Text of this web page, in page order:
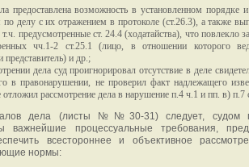
предоставлена возможность в установленном порядке
по делу с их отражением в протоколе (ст.26.3), а также
т.ч. предусмотренные ст. 24.4 (ходатайства), что повлекло
чч.1-2 ст.25.1 (лицо, в отношении которого
представитель) и др.;
дела суд проигнорировал отсутствие в деле
в правонарушении, не проверил факт надлежащего
отложил рассмотрение дела в нарушение п.4 ч.1 и пп. в) п.7
дела (листы №№30-31) следует, судом
важнейшие процессуальные требования,
всестороннее и объективное
нормы: